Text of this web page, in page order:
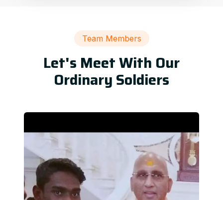
Team Members
Let's Meet With Our
Ordinary Soldiers